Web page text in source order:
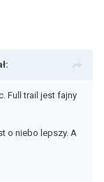
Full trail jest fajny
o niebo lepszy. A